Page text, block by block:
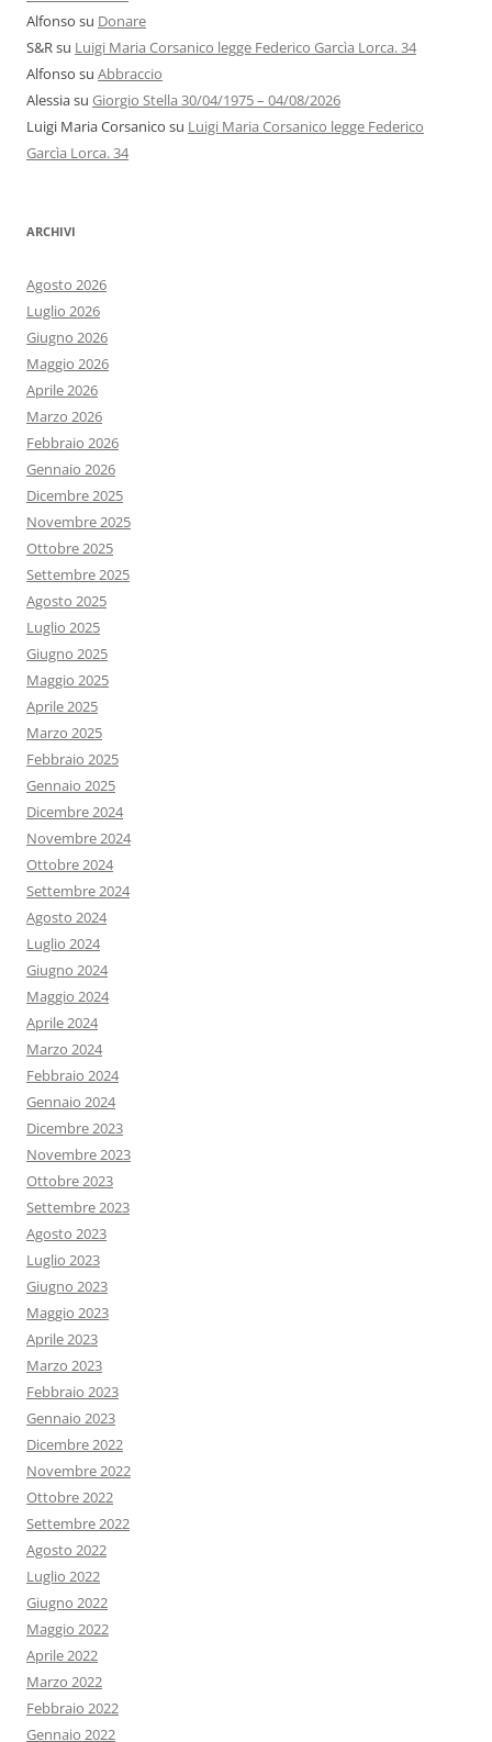
Alfonso su Donare
S&Rsu Luigi Maria Corsanico legge Federico Garcìa Lorca. 34
Alfonso su Abbraccio
Alessiasu Giorgio Stella 30/04/1975 – 04/08/2026
Luigi Maria Corsanico su Luigi Maria Corsanico legge Federico
Garcìa Lorca. 34
ARCHIVI
Agosto 2026
Luglio 2026
Giugno 2026
Maggio 2026
Aprile 2026
Marzo 2026
Febbraio 2026
Gennaio 2026
Dicembre 2025
Novembre 2025
Ottobre 2025
Settembre 2025
Agosto 2025
Luglio 2025
Giugno 2025
Maggio 2025
Aprile 2025
Marzo 2025
Febbraio 2025
Gennaio 2025
Dicembre 2024
Novembre 2024
Ottobre 2024
Settembre 2024
Agosto 2024
Luglio 2024
Giugno 2024
Maggio 2024
Aprile 2024
Marzo 2024
Febbraio 2024
Gennaio 2024
Dicembre 2023
Novembre 2023
Ottobre 2023
Settembre 2023
Agosto 2023
Luglio 2023
Giugno 2023
Maggio 2023
Aprile 2023
Marzo 2023
Febbraio 2023
Gennaio 2023
Dicembre 2022
Novembre 2022
Ottobre 2022
Settembre 2022
Agosto 2022
Luglio 2022
Giugno 2022
Maggio 2022
Aprile 2022
Marzo 2022
Febbraio 2022
Gennaio 2022